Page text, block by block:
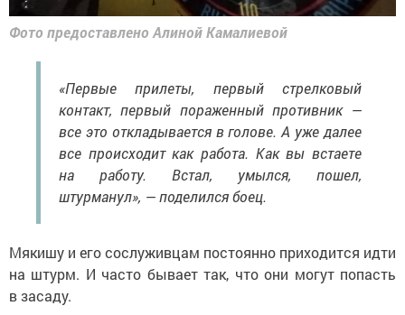
Фото предоставлено Алиной Камалиевой
«Первые прилеты, первый стрелковый
контакт, первый пораженный противник —
все это откладывается в голове. А уже далее
все происходит как работа. Как вы встаете
на работу. Встал, умылся, пошел,
штурманул», — поделился боец.
Мякишу и его сослуживцам постоянно приходится идти
на штурм. И часто бывает так, что они могут попасть
в засаду.